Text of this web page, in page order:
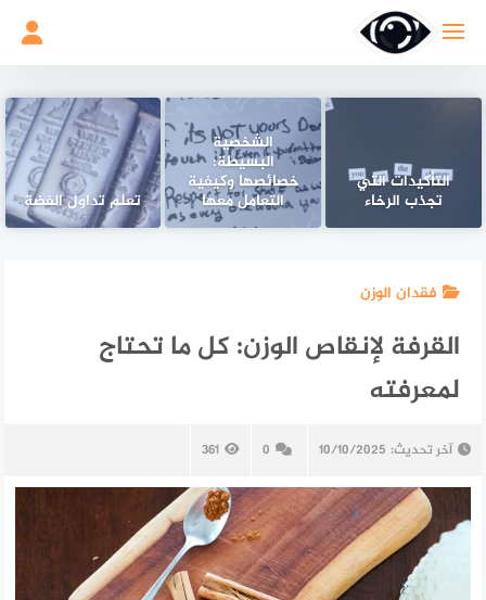
التأكيدات التي
تجذب الرخاء
الشخصية
البسيطة:
خصائصها وكيفية
التعامل معها تعلم تداول الفضة
فقدان الوزن
القرفة لإنقاص الوزن: كل ما تحتاج
لمعرفته
آخر تحديث: 10/10/2025
0
361